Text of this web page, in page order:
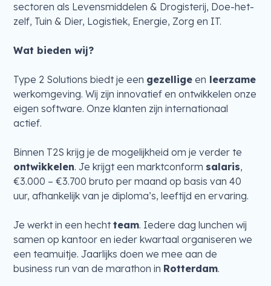
sectoren als Levensmiddelen & Drogisterij, Doe-het-
zelf, Tuin & Dier, Logistiek, Energie, Zorg en IT.
Wat bieden wij?
Type 2 Solutions biedt je een gezellige en leerzame
werkomgeving. Wij zijn innovatief en ontwikkelen onze
eigen software. Onze klanten zijn internationaal
actief.
Binnen T2S krijg je de mogelijkheid om je verder te
ontwikkelen. Je krijgt een marktconform salaris,
€3.000 – €3.700 bruto per maand op basis van 40
uur, afhankelijk van je diploma’s, leeftijd en ervaring.
Je werkt in een hechtteam. Iedere dag lunchen wij
samen op kantoor en ieder kwartaal organiseren we
een teamuitje. Jaarlijks doen we mee aan de
business run van de marathon in Rotterdam.